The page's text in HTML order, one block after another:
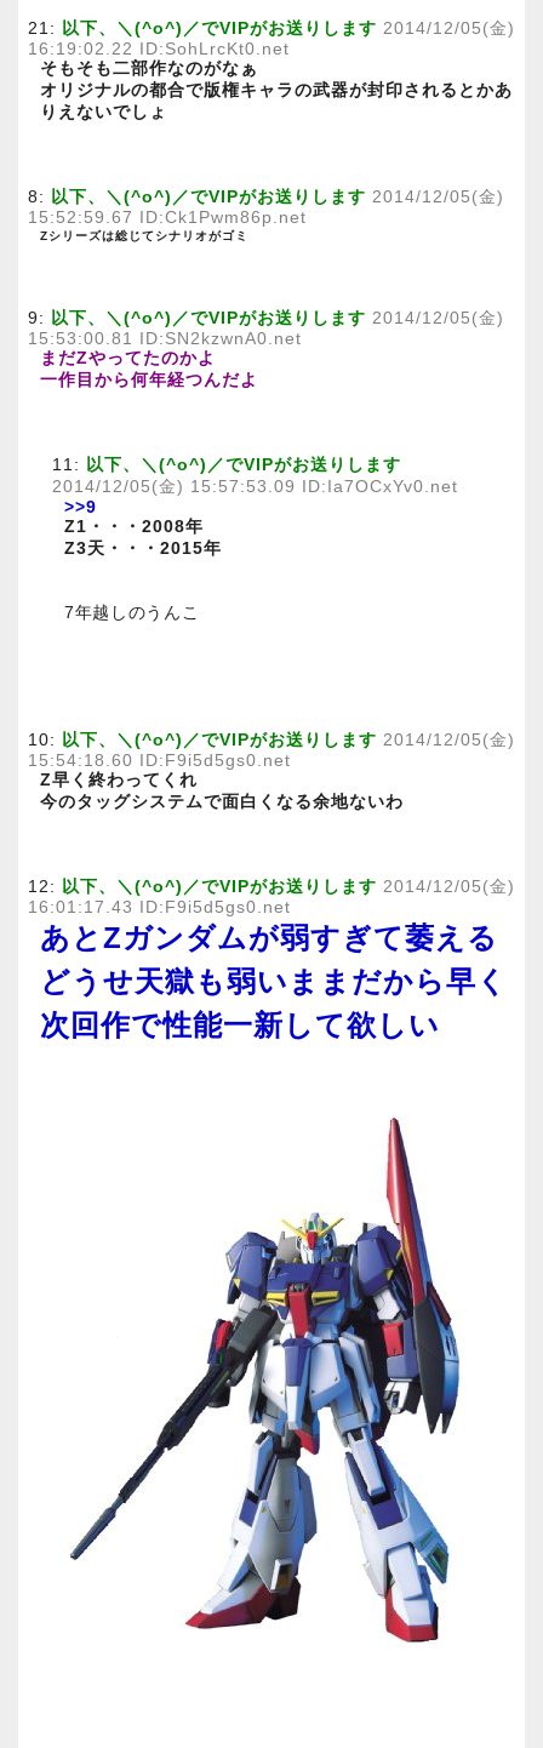
21: 以下、＼(^o^)／でVIPがお送りします 2014/12/05(金)
16:19:02.22 ID:SohLrcKt0.net
そもそも二部作なのがなぁ
オリジナルの都合で版権キャラの武器が封印されるとかあ
りえないでしょ
8: 以下、＼(^o^)／でVIPがお送りします 2014/12/05(金)
15:52:59.67 ID:Ck1Pwm86p.net
Zシリーズは総じてシナリオがゴミ
9: 以下、＼(^o^)／でVIPがお送りします 2014/12/05(金)
15:53:00.81 ID:SN2kzwnA0.net
まだZやってたのかよ
一作目から何年経つんだよ
11: 以下、＼(^o^)／でVIPがお送りします
2014/12/05(金) 15:57:53.09 ID:Ia7OCxYv0.net
>>9
Z1・・・2008年
Z3天・・・2015年
7年越しのうんこ
10: 以下、＼(^o^)／でVIPがお送りします 2014/12/05(金)
15:54:18.60 ID:F9i5d5gs0.net
Z早く終わってくれ
今のタッグシステムで面白くなる余地ないわ
12: 以下、＼(^o^)／でVIPがお送りします 2014/12/05(金)
16:01:17.43 ID:F9i5d5gs0.net
あとZガンダムが弱すぎて萎える
どうせ天獄も弱いままだから早く
次回作で性能一新して欲しい